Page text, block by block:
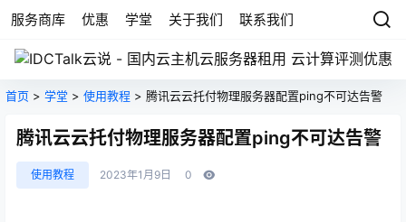
服务商库 优惠 学堂 关于我们 联系我们
首页 > 学堂 > 使用教程 > 腾讯云云托付物理服务器配置ping不可达告警
腾讯云云托付物理服务器配置ping不可达告警
使用教程 2023年1月9日 0